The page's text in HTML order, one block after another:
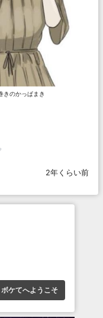
きのかっぱまき
2年くらい前
ボケてへようこそ